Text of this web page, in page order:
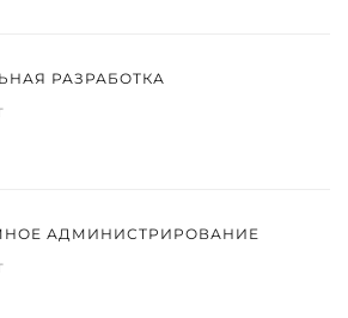
РАЗРАБОТКА
АДМИНИСТРИРОВАНИЕ